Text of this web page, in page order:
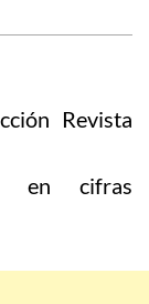
Revista
en cifras